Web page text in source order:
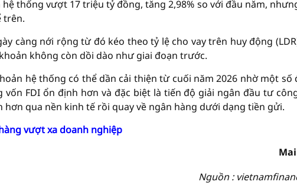
thống vượt 17 triệu tỷ đồng, tăng 2,98% so với đầu năm,
trên.
càng nới rộng từ đó kéo theo tỷ lệ cho vay trên huy động
không còn dồi dào như giai đoạn trước.
hệ thống có thể dần cải thiện từ cuối năm 2026 nhờ một số
FDI ổn định hơn và đặc biệt là tiến độ giải ngân đầu tư
qua nền kinh tế rồi quay về ngân hàng dưới dạng tiền gửi.
vượt xa doanh nghiệp
Nguồn :